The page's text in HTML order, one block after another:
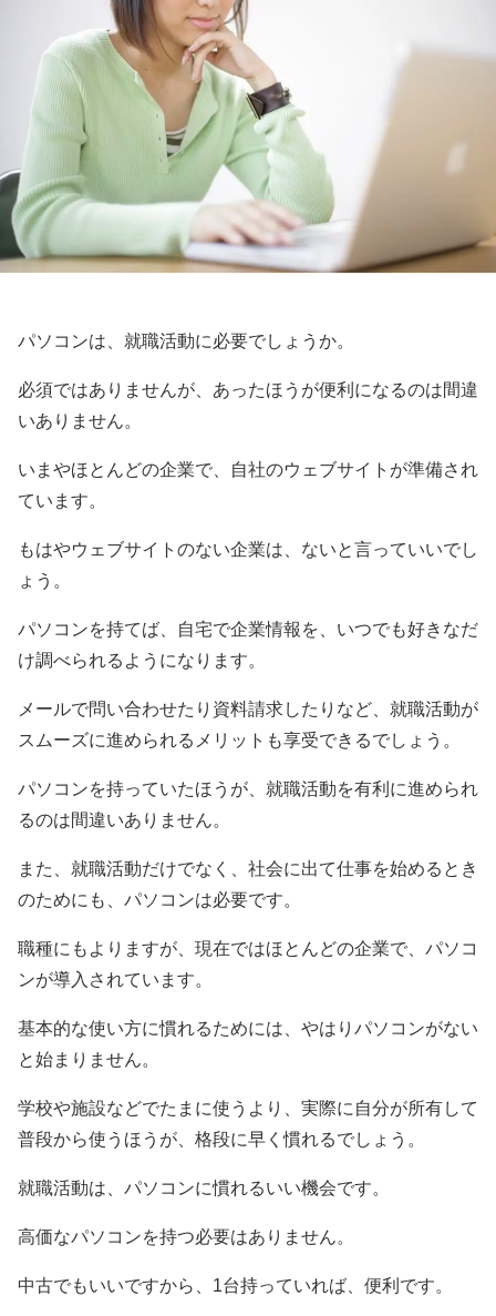
パソコンは、就職活動に必要でしょうか。
必須ではありませんが、あったほうが便利になるのは間違
いありません。
いまやほとんどの企業で、自社のウェブサイトが準備され
ています。
もはやウェブサイトのない企業は、ないと言っていいでし
ょう。
パソコンを持てば、自宅で企業情報を、いつでも好きなだ
け調べられるようになります。
メールで問い合わせたり資料請求したりなど、就職活動が
スムーズに進められるメリットも享受できるでしょう。
パソコンを持っていたほうが、就職活動を有利に進められ
るのは間違いありません。
また、就職活動だけでなく、社会に出て仕事を始めるとき
のためにも、パソコンは必要です。
職種にもよりますが、現在ではほとんどの企業で、パソコ
ンが導入されています。
基本的な使い方に慣れるためには、やはりパソコンがない
と始まりません。
学校や施設などでたまに使うより、実際に自分が所有して
普段から使うほうが、格段に早く慣れるでしょう。
就職活動は、パソコンに慣れるいい機会です。
高価なパソコンを持つ必要はありません。
中古でもいいですから、1台持っていれば、便利です。